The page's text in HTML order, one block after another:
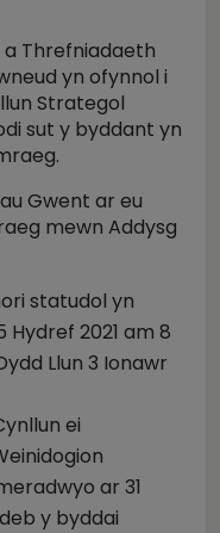
a Threfniadaeth
yn ofynnol i
Strategol
sut y byddant yn
Gwent ar eu
mewn Addysg
statudol yn
2021 am 8
Llun 3 Ionawr
ei
ar 31
y byddai